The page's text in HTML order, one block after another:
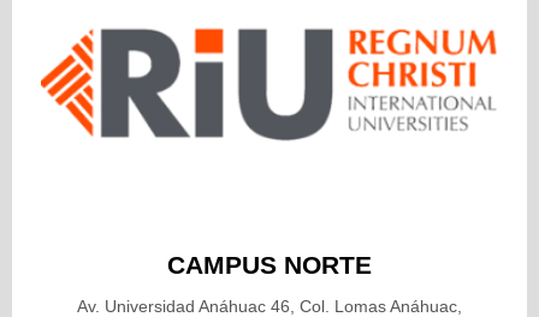
CAMPUS NORTE
Av. Universidad Anáhuac 46, Col. Lomas Anáhuac,